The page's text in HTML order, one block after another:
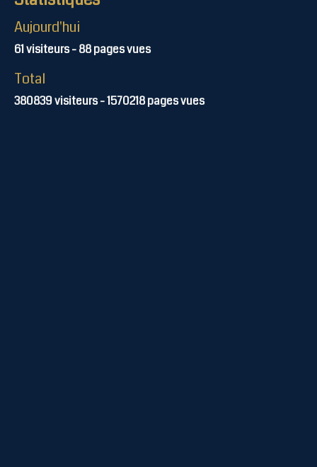
Aujourd'hui
61visiteurs -88pages vues
Total
380839visiteurs -1570218pages vues